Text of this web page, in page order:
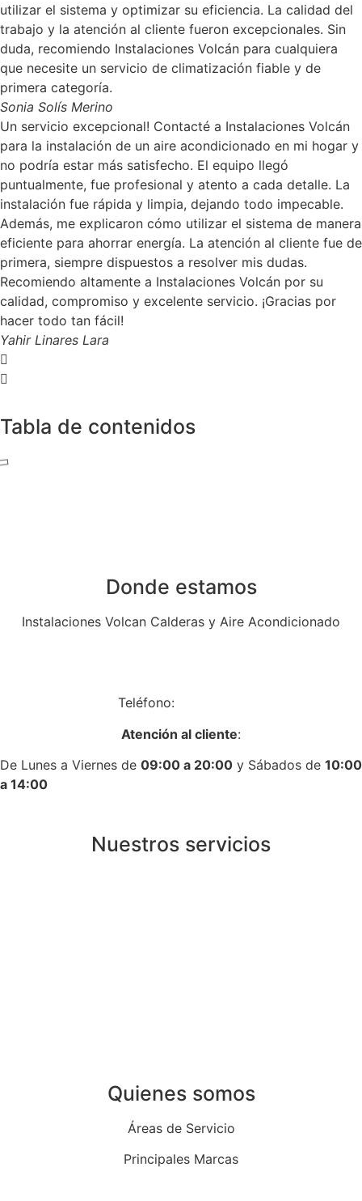
utilizar el sistema y optimizar su eficiencia. La calidad del
trabajo y la atención al cliente fueron excepcionales. Sin
duda, recomiendo Instalaciones Volcán para cualquiera
que necesite un servicio de climatización fiable y de
primera categoría.
Sonia Solís Merino
Un servicio excepcional! Contacté a Instalaciones Volcán
para la instalación de un aire acondicionado en mi hogar y
no podría estar más satisfecho. El equipo llegó
puntualmente, fue profesional y atento a cada detalle. La
instalación fue rápida y limpia, dejando todo impecable.
Además, me explicaron cómo utilizar el sistema de manera
eficiente para ahorrar energía. La atención al cliente fue de
primera, siempre dispuestos a resolver mis dudas.
Recomiendo altamente a Instalaciones Volcán por su
calidad, compromiso y excelente servicio. ¡Gracias por
hacer todo tan fácil!
Yahir Linares Lara
Tabla de contenidos
Donde estamos
Instalaciones Volcan Calderas y Aire Acondicionado
Teléfono:
Atención al cliente:
De Lunes a Viernes de 09:00 a 20:00 y Sábados de 10:00
a 14:00
Nuestros servicios
Quienes somos
Áreas de Servicio
Principales Marcas